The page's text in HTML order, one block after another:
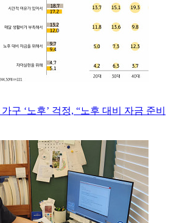
구 ‘노후’ 걱정, “노후 대비 자금 준비